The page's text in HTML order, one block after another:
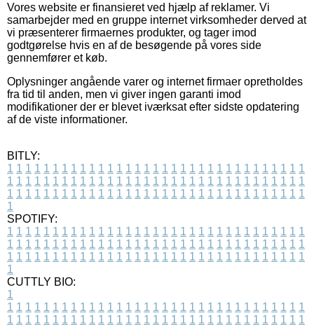
Vores website er finansieret ved hjælp af reklamer. Vi
samarbejder med en gruppe internet virksomheder derved at
vi præsenterer firmaernes produkter, og tager imod
godtgørelse hvis en af de besøgende på vores side
gennemfører et køb.
Oplysninger angående varer og internet firmaer opretholdes
fra tid til anden, men vi giver ingen garanti imod
modifikationer der er blevet iværksat efter sidste opdatering
af de viste informationer.
BITLY:
1 1 1 1 1 1 1 1 1 1 1 1 1 1 1 1 1 1 1 1 1 1 1 1 1 1 1 1 1 1 1 1 1
1 1 1 1 1 1 1 1 1 1 1 1 1 1 1 1 1 1 1 1 1 1 1 1 1 1 1 1 1 1 1 1 1
1 1 1 1 1 1 1 1 1 1 1 1 1 1 1 1 1 1 1 1 1 1 1 1 1 1 1 1 1 1 1 1 1
1
SPOTIFY:
1 1 1 1 1 1 1 1 1 1 1 1 1 1 1 1 1 1 1 1 1 1 1 1 1 1 1 1 1 1 1 1 1
1 1 1 1 1 1 1 1 1 1 1 1 1 1 1 1 1 1 1 1 1 1 1 1 1 1 1 1 1 1 1 1 1
1 1 1 1 1 1 1 1 1 1 1 1 1 1 1 1 1 1 1 1 1 1 1 1 1 1 1 1 1 1 1 1 1
1
CUTTLY BIO:
1
1 1 1 1 1 1 1 1 1 1 1 1 1 1 1 1 1 1 1 1 1 1 1 1 1 1 1 1 1 1 1 1 1
1 1 1 1 1 1 1 1 1 1 1 1 1 1 1 1 1 1 1 1 1 1 1 1 1 1 1 1 1 1 1 1 1